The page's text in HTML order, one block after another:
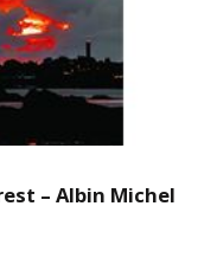
– Albin Michel